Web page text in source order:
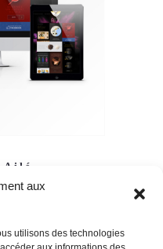
aux
utilisons des technologies
Ailé
Alimentaire